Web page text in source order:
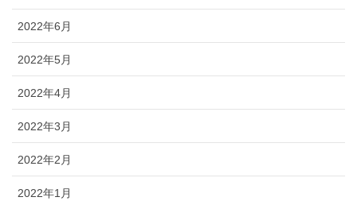
2022年6月
2022年5月
2022年4月
2022年3月
2022年2月
2022年1月